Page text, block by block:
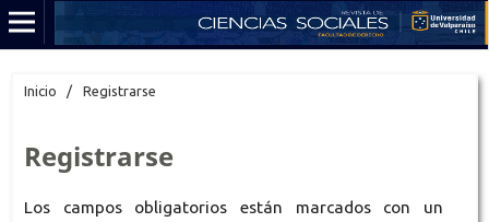
Inicio / Registrarse
Registrarse
Los campos obligatorios están marcados con un